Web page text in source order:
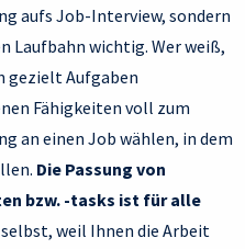
aufs Job-Interview, sondern
Laufbahn wichtig. Wer weiß,
gezielt Aufgaben
Fähigkeiten voll zum
an einen Job wählen, in dem
Die Passung von
bzw. -tasks ist für alle
selbst, weil Ihnen die Arbeit